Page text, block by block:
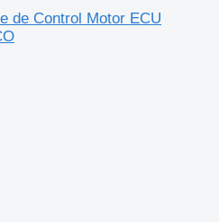
de Control Motor ECU